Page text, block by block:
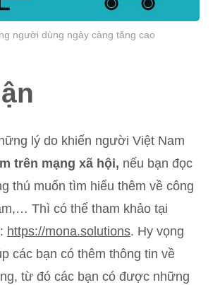
người dùng ngày càng tăng cao
lý do khiến người Việt Nam
trên mạng xã hội, nếu bạn đọc
thú muốn tìm hiểu thêm về công
Thì có thể tham khảo tại
https://mona.solutions. Hy vọng
các bạn có thêm thông tin về
từ đó các bạn có được những